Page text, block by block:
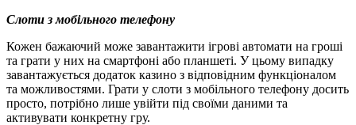
Слоти з мобільного телефону
Кожен бажаючий може завантажити ігрові автомати на гроші
та грати у них на смартфоні або планшеті. У цьому випадку
завантажується додаток казино з відповідним функціоналом
та можливостями. Грати у слоти з мобільного телефону досить
просто, потрібно лише увійти під своїми даними та
активувати конкретну гру.